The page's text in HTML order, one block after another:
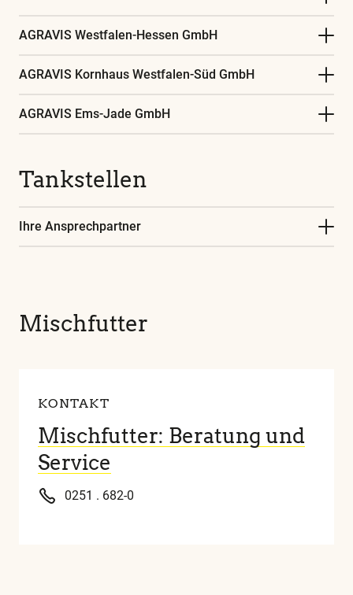
AGRAVIS Westfalen-Hessen GmbH
AGRAVIS Kornhaus Westfalen-Süd GmbH
AGRAVIS Ems-Jade GmbH
Tankstellen
Ihre Ansprechpartner
Mischfutter
KONTAKT
Mischfutter: Beratung und
Service
0251 . 682-0